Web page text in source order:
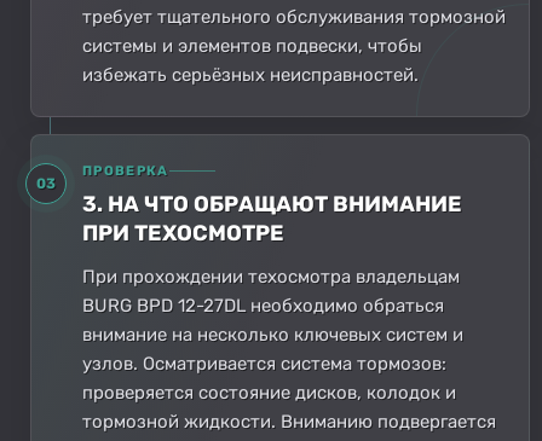
требует тщательного обслуживания тормозной
системы и элементов подвески, чтобы
избежать серьёзных неисправностей.
03
ПРОВЕРКА
3. НА ЧТО ОБРАЩАЮТ ВНИМАНИЕ
ПРИ ТЕХОСМОТРЕ
При прохождении техосмотра владельцам
BURG BPD 12-27DL необходимо обраться
внимание на несколько ключевых систем и
узлов. Осматривается система тормозов:
проверяется состояние дисков, колодок и
тормозной жидкости. Вниманию подвергается